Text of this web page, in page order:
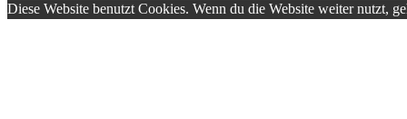
Diese Website benutzt Cookies. Wenn du die Website weiter nutzt,